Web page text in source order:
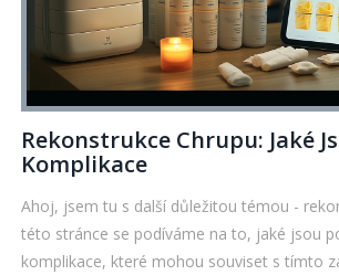
Rekonstrukce Chrupu: Jaké
Komplikace
Ahoj, jsem tu s další důležitou témou -
této stránce se podíváme na to, jaké jsou
komplikace, které mohou souviset s tímto